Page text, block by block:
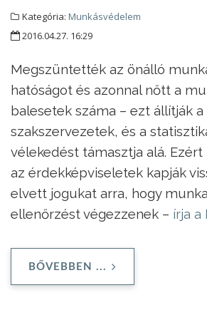
Kategória: Munkásvédelem
2016.04.27. 16:29
Megszüntették az önálló
hatóságot és azonnal nőtt a
balesetek száma – ezt állítják a
szakszervezetek, és a
vélekedést támasztja alá.
az érdekképviseletek kapják
elvett jogukat arra, hogy
ellenőrzést végezzenek – írja a
BŐVEBBEN ...